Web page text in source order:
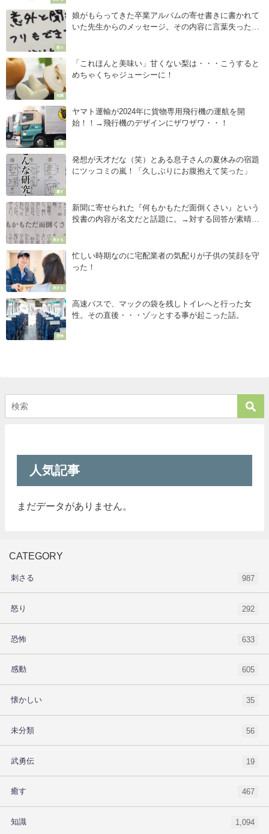
怒り
娘がもらってきた卒業アルバムの寄せ書きに書かれて
いた先生からのメッセージ。その内容に言葉失った
知識
「これほんと美味い」甘くない梨は・・・こうすると
めちゃくちゃジューシーに！
話題
ヤマト運輸が2024年に貨物専用飛行機の運航を開
始！！→飛行機のデザインにザワザワ・・！
癒す
発想が天才だな（笑）とある息子さんの夏休みの宿題
にツッコミの嵐！「久しぶりにお腹抱えて笑った」
刺さる
新聞に寄せられた『何もかもただ面倒くさい』という
投書の内容が名文だと話題に。→対する回答が素晴ら
刺さる
忙しい時期なのに宅配業者の気配りが子供の笑顔を守
った！
恐怖
高速バスで、マックの袋を残しトイレへと行った女
性。その直後・・・ゾッとする事が起こった話。
人気記事
まだデータがありません。
CATEGORY
刺さる 987
怒り 292
恐怖 633
感動 605
懐かしい 35
未分類 56
武勇伝 19
癒す 467
知識 1,094